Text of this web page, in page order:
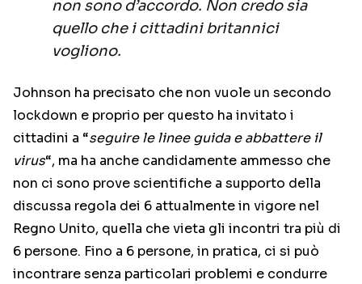
non sono d’accordo. Non credo sia
quello che i cittadini britannici
vogliono.
Johnson ha precisato che non vuole un secondo
lockdown e proprio per questo ha invitato i
cittadini a “seguire le linee guida e abbattere il
virus“, ma ha anche candidamente ammesso che
non ci sono prove scientifiche a supporto della
discussa regola dei 6 attualmente in vigore nel
Regno Unito, quella che vieta gli incontri tra più di
6 persone. Fino a 6 persone, in pratica, ci si può
incontrare senza particolari problemi e condurre